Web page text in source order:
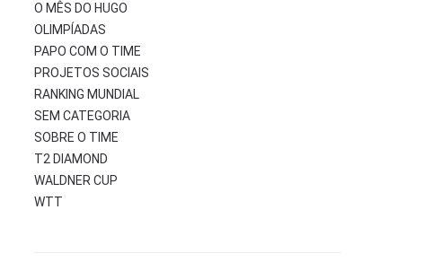
O MÊS DO HUGO
OLIMPÍADAS
PAPO COM O TIME
PROJETOS SOCIAIS
RANKING MUNDIAL
SEM CATEGORIA
SOBRE O TIME
T2 DIAMOND
WALDNER CUP
WTT